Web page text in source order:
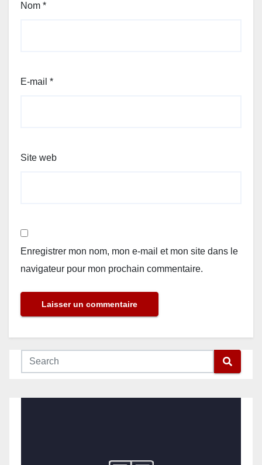
Nom *
E-mail *
Site web
Enregistrer mon nom, mon e-mail et mon site dans le
navigateur pour mon prochain commentaire.